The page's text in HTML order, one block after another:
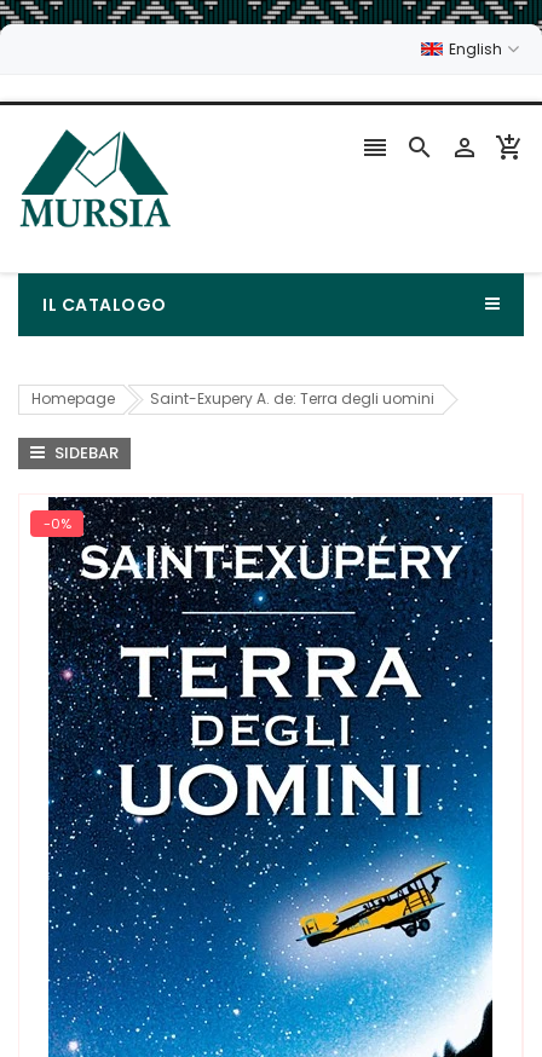
English
   
IL CATALOGO
Homepage Saint-Exupery A. de: Terra degli uomini
SIDEBAR
-0%